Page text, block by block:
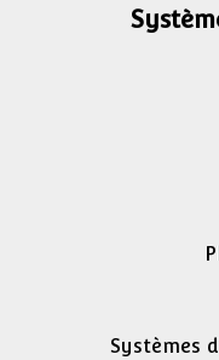
Systèmes